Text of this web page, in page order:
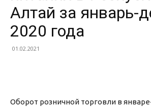
Алтай за январь-
2020 года
01.02.2021
Оборот розничной торговли в